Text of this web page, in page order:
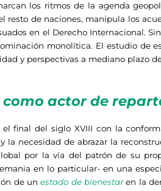
los ritmos de la agenda
de naciones, manipula los
en el Derecho Internacional.
monolítica. El estudio de
y perspectivas a mediano plazo
actor de
final del siglo XVIII con la
la necesidad de abrazar la
por la vía del patrón de su
en lo particular- en una
de unestado de bienestaren la